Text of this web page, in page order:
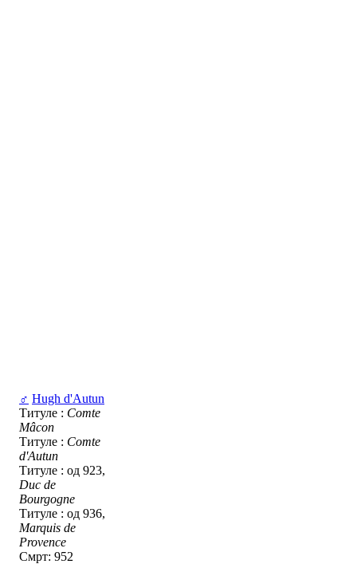
♂ Hugh d'Autun
Титуле : Comte
Mâcon
Титуле : Comte
d'Autun
Титуле : од 923,
Duc de
Bourgogne
Титуле : од 936,
Marquis de
Provence
Смрт: 952